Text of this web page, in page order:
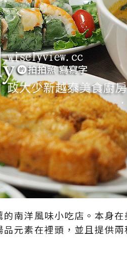
南洋風味小吃店。本身
元素在裡頭，並且提供